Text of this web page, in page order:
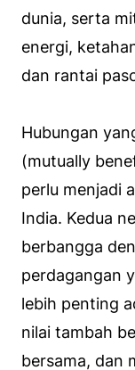
dunia, serta
energi,
dan rantai
Hubungan
(mutually
perlu menjadi
India. Kedua
berbangga
perdagangan
lebih penting
nilai tambah
bersama, dan